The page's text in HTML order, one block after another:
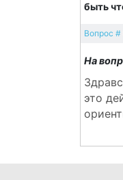
быть
Вопрос
На
это